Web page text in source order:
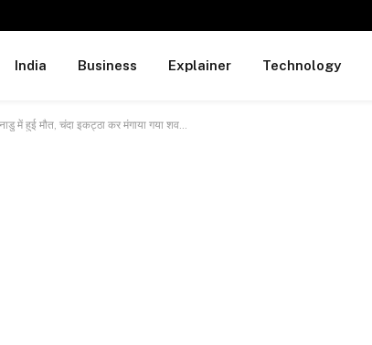
India Business Explainer Technology
में हुई मौत, चंदा इकट्ठा कर मंगाया गया शव…